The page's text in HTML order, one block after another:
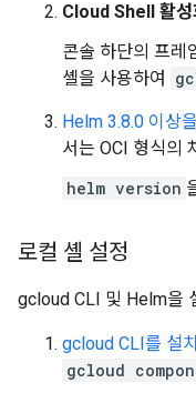
Cloud Shell 활성
콘솔 하단의 프레
셸을 사용하여
Helm 3.8.0 이상
서는 OCI 형식의
helm version
로컬 셸 설정
gcloud CLI 및 Helm을
gcloud CLI를 설
gcloud